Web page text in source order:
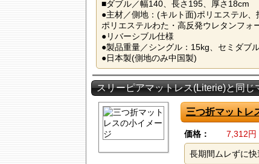
■ダブル／幅140、長さ195、厚さ18cm
●主材／側地：(キルト面)ポリエステル
ポリエステルわた・高反発ウレタンフ
●リバーシブル仕様
●製品重量／シングル：15kg、セミダブ
●日本製(側地のみ中国製)
スリーピアマットレス(Literie)と同じ
三つ折マットレ
価格： 7,312円
長期間ムレずに快